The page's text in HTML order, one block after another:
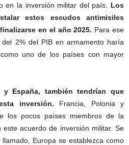
en la inversión militar del país. Los
estos escudos antimisiles
en el año 2025. Para ese
2% del PIB en armamento haría
uno de los países con mayor
España, también tendrían que
inversión. Francia, Polonia y
los pocos países miembros de la
acuerdo de inversión militar. Se
Europa se establezca como